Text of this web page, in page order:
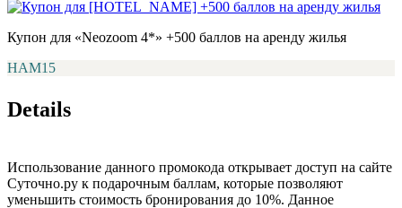
Купон для «Neozoom 4*» +500 баллов на аренду жилья
НАМ15
Details
Использование данного промокода открывает доступ на сайте
Суточно.ру к подарочным баллам, которые позволяют
уменьшить стоимость бронирования до 10%. Данное